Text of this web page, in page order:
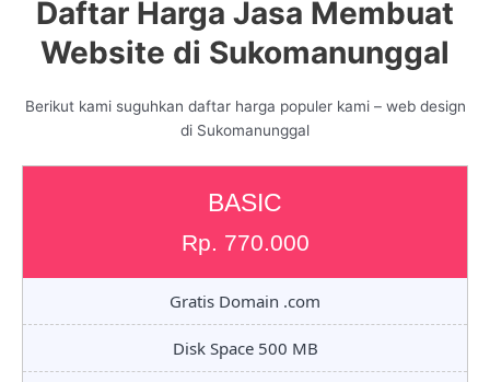
Daftar Harga Jasa Membuat
Website di Sukomanunggal
Berikut kami suguhkan daftar harga populer kami – web design
di Sukomanunggal
BASIC
Rp. 770.000
Gratis Domain .com
Disk Space 500 MB